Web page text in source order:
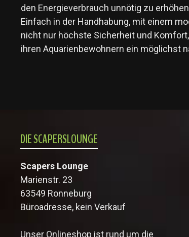
den Energieverbrauch unnötig zu
Einfach in der Handhabung, mit einem
nicht nur höchste Sicherheit und
ihren Aquarienbewohnern ein möglichst
DIE SCAPERSLOUNGE
Scapers Lounge
Marienstr. 23
63549 Ronneburg
Büroadresse, kein Verkauf
Unser Onlineshop ist rund um die